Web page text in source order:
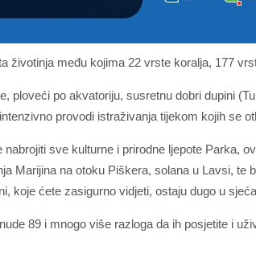
životinja među kojima 22 vrste koralja, 177
ploveći po akvatoriju, susretnu dobri dupini
provodi istraživanja tijekom kojih se
nabrojiti sve kulturne i prirodne ljepote Parka,
Marijina na otoku Piškera, solana u Lavsi,
koje ćete zasigurno vidjeti, ostaju dugo u
89 i mnogo više razloga da ih posjetite i